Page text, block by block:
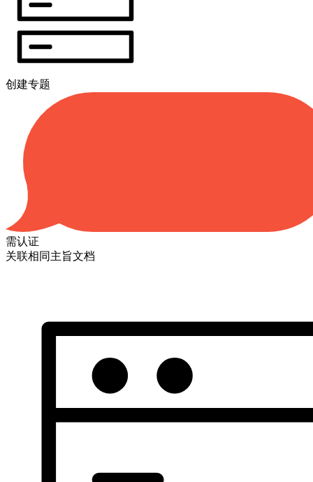
创建专题
需认证
关联相同主旨文档